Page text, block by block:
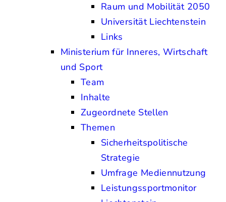
Raum und Mobilität 2050
Universität Liechtenstein
Links
Ministerium für Inneres, Wirtschaft
und Sport
Team
Inhalte
Zugeordnete Stellen
Themen
Sicherheitspolitische
Strategie
Umfrage Mediennutzung
Leistungssportmonitor